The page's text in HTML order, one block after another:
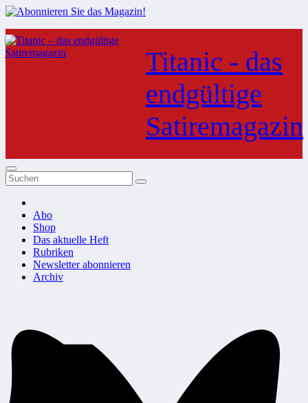
Zum
Inhalt
springen
Titanic - das
endgültige
Satiremagazin
Abo
Shop
Das aktuelle Heft
Rubriken
Newsletter abonnieren
Archiv